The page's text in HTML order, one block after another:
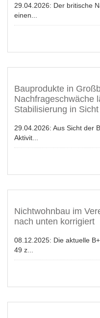
29.04.2026: Der britische
einen...
Bauprodukte in
Nachfrageschwäche
Stabilisierung in Sicht
29.04.2026: Aus Sicht der
Aktivit...
Nichtwohnbau im
nach unten korrigiert
08.12.2025: Die aktuelle
49 z...